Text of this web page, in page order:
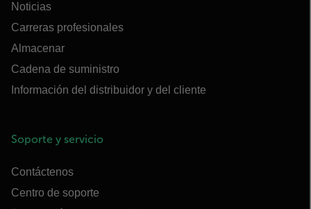
Noticias
Carreras profesionales
Almacenar
Cadena de suministro
Información del distribuidor y del cliente
Soporte y servicio
Contáctenos
Centro de soporte